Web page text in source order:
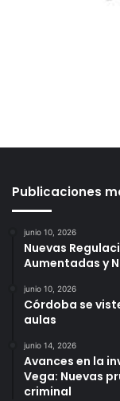
Publicaciones
junio 10, 2026
Nuevas
Aumentadas y
junio 10, 2026
Córdoba se
aulas
junio 14, 2026
Avances en la
Vega: Nuevas
criminal